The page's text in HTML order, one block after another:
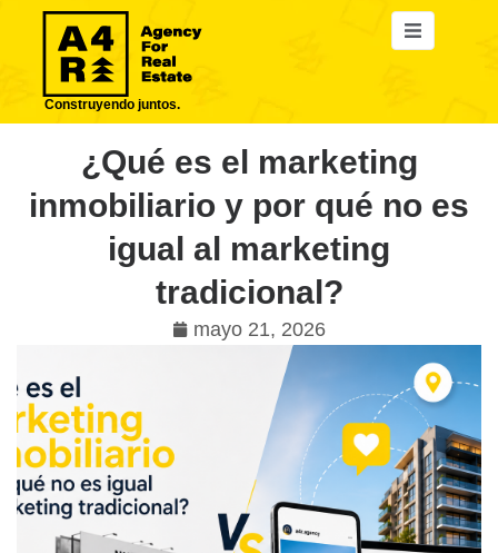
Construyendo juntos.
¿Qué es el marketing
inmobiliario y por qué no es
igual al marketing
tradicional?
mayo 21, 2026